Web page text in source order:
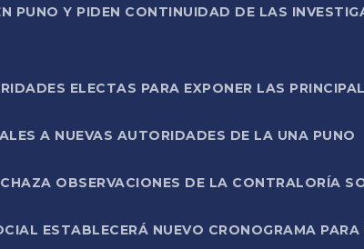
PUNO Y PIDEN CONTINUIDAD DE LAS
ELECTAS PARA EXPONER LAS
A NUEVAS AUTORIDADES DE LA UNA PUNO
OBSERVACIONES DE LA CONTRALORÍA
ESTABLECERÁ NUEVO CRONOGRAMA